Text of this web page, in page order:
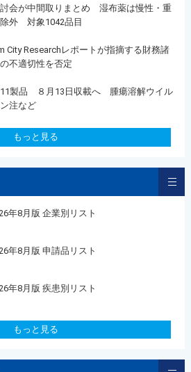
会が中間取りまとめ 湿布薬は慢性・重
外 対象1042品目
Researchレポートが指摘する財務諸
不適切性を否定
11製品 ８月13日収載へ 腫瘍溶解ウイル
注など
もっと見る
年8月版 企業別リスト
年8月版 申請品リスト
年8月版 疾患別リスト
もっと見る